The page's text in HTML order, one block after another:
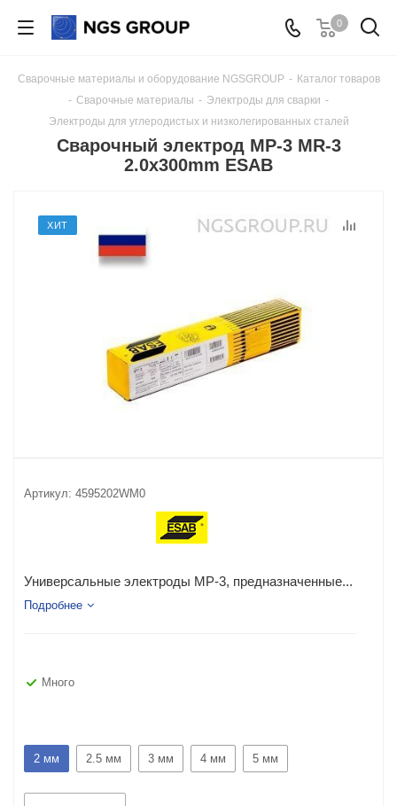
0
Сварочные материалы и оборудование NGSGROUP - Каталог товаров
- Сварочные материалы - Электроды для сварки -
Электроды для углеродистых и низколегированных сталей
Сварочный электрод МР-3 MR-3
2.0x300mm ESAB
ХИТ
Артикул: 4595202WM0
Универсальные электроды МР-3, предназначенные...
Подробнее
Много
2 мм 2.5 мм 3 мм 4 мм 5 мм